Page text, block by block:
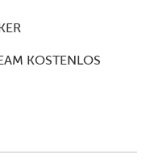
KOSTENLOS